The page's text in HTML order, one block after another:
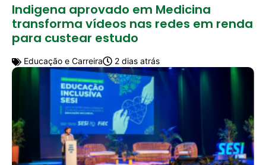
Indigena aprovado em Medicina
transforma vídeos nas redes em renda
para custear estudo
Educação e Carreira 2 dias atrás